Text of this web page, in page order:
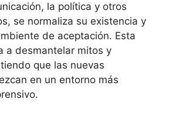
la política y otros
se normaliza su existencia y
de aceptación. Esta
a desmantelar mitos y
que las nuevas
en un entorno más